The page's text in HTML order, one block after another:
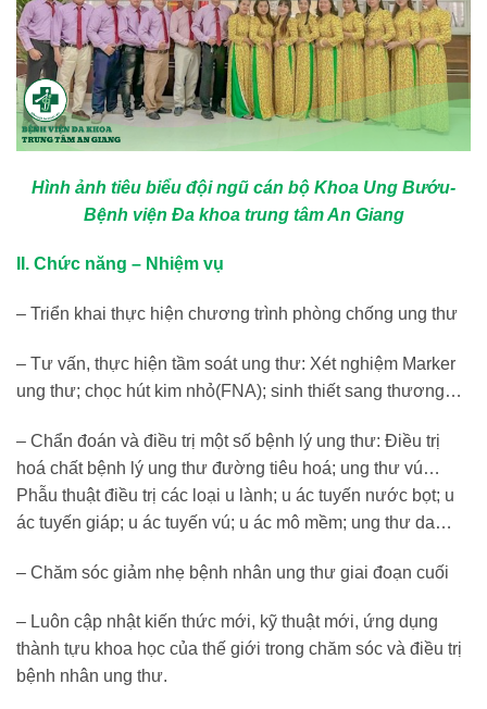
Hình ảnh tiêu biểu đội ngũ cán bộ Khoa Ung Bướu-
Bệnh viện Đa khoa trung tâm An Giang
II. Chức năng – Nhiệm vụ
– Triển khai thực hiện chương trình phòng chống ung thư
– Tư vấn, thực hiện tầm soát ung thư: Xét nghiệm Marker
ung thư; chọc hút kim nhỏ(FNA); sinh thiết sang thương…
– Chẩn đoán và điều trị một số bệnh lý ung thư: Điều trị
hoá chất bệnh lý ung thư đường tiêu hoá; ung thư vú…
Phẫu thuật điều trị các loại u lành; u ác tuyến nước bọt; u
ác tuyến giáp; u ác tuyến vú; u ác mô mềm; ung thư da…
– Chăm sóc giảm nhẹ bệnh nhân ung thư giai đoạn cuối
– Luôn cập nhật kiến thức mới, kỹ thuật mới, ứng dụng
thành tựu khoa học của thế giới trong chăm sóc và điều trị
bệnh nhân ung thư.